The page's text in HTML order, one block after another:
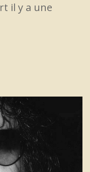
il y a une